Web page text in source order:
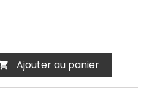
Ajouter au panier